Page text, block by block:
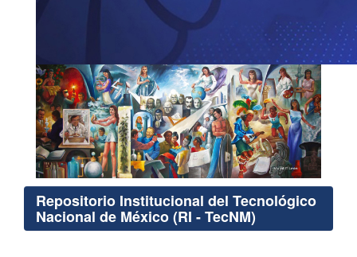
Repositorio Institucional del Tecnológico
Nacional de México (RI - TecNM)